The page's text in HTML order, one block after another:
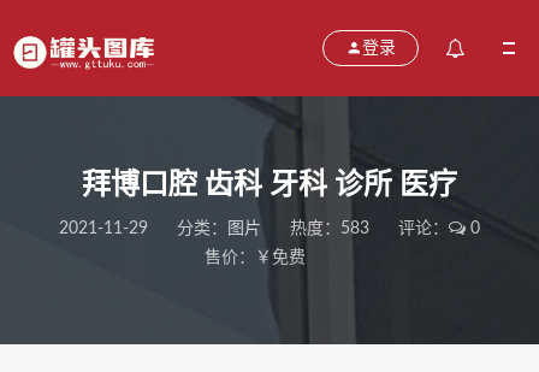
登录
拜博口腔 齿科 牙科 诊所 医疗
2021-11-29 分类： 图片 热度：583 评论：
0
售价：￥免费